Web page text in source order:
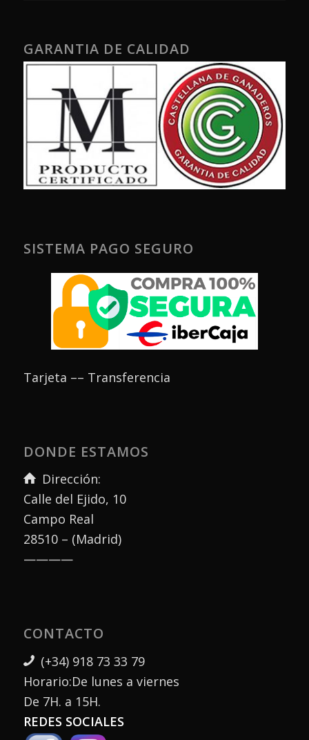
GARANTIA DE CALIDAD
SISTEMA PAGO SEGURO
Tarjeta –– Transferencia
DONDE ESTAMOS
Dirección:
Calle del Ejido, 10
Campo Real
28510 – (Madrid)
————
CONTACTO
(+34) 918 73 33 79
Horario:De lunes a viernes
De 7H. a 15H.
REDES SOCIALES